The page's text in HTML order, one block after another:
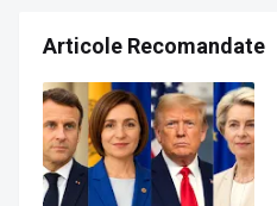
Articole Recomandate